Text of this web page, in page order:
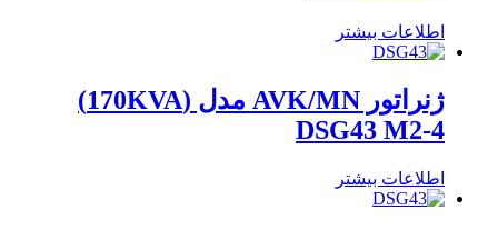
اطلاعات بیشتر
ژنراتور AVK/MN مدل (170KVA)
DSG43 M2-4
اطلاعات بیشتر